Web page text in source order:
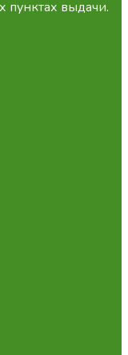
пунктах выдачи.